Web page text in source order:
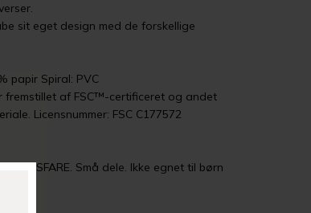
sit eget design med de forskellige
papir Spiral: PVC
fremstillet af FSC™-certificeret og andet
Licensnummer: FSC C177572
Små dele. Ikke egnet til børn